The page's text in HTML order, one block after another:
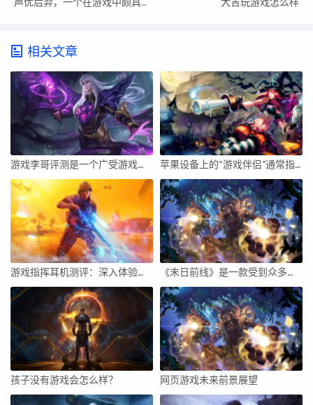
相关文章
游戏李哥评测是一个广受游戏玩家欢迎的评测平台，本文将从评测内容的真实性、详细程度、娱乐性等方面展开，深入分析该平台的优势与特点，并对它的影响力和使用体验进行评价。 苹果设备上的“游戏伴侣”通常指的是一种辅助工具或应用，用于增强游戏体验、提供实时信息、社交互动等。要开启苹果设备上的游戏伴侣，你需要遵循一些步骤来确保你能够顺利地使用这个功能。下面将详细介绍如何开启苹果设备上的游戏伴侣。
游戏指挥耳机测评：深入体验与全面解析 《末日前线》是一款受到众多玩家关注的生存游戏。它以末世为背景，为玩家带来紧张刺激的生存体验。在游戏中，玩家需要不断探索、收集资源、与其他玩家合作或竞争，最终为了生存而努力。下面，我将从游戏玩法、游戏体验、社交互动、美术风格等方面对《末日前线》进行详细评价。
孩子没有游戏会怎么样？ 网页游戏未来前景展望